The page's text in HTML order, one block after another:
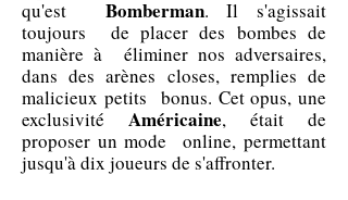
qu'est Bomberman. Il s'agissait
toujours de placer des bombes de
manière à éliminer nos adversaires,
dans des arènes closes, remplies de
malicieux petits bonus. Cet opus, une
exclusivité Américaine, était de
proposer un mode online, permettant
jusqu'à dix joueurs de s'affronter.